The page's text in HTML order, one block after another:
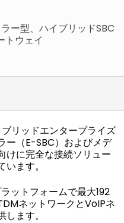
ー型、ハイブリッドSBC
トウェイ
リッドエンタープライズ
ー（E-SBC）およびメデ
けに完全な接続ソリュー
ます。
ットフォームで最大192
ネットワークとVoIPネ
ます。